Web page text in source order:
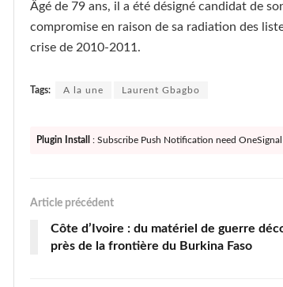
Âgé de 79 ans, il a été désigné candidat de
compromise en raison de sa radiation des
crise de 2010-2011.
Tags: A la une Laurent Gbagbo
Plugin Install : Subscribe Push Notification need
Article précédent
Côte d’Ivoire : du matériel de guerre
près de la frontière du Burkina Faso